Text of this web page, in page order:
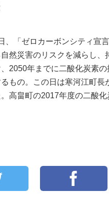
せ
桔梗町379-31
34-2525
間 9:00～18:00
〒950-
新潟県
、「ゼロカーボンシティ宣
然災害のリスクを減らし、
2050年までに二酸化炭素
るもの。この日は寒河江町長
高畠町の2017年度の二酸